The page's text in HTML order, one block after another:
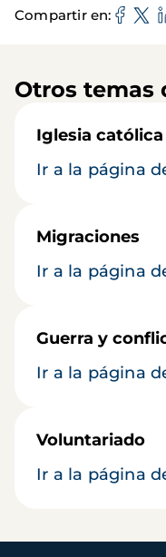
Compartir en
Otros temas
Iglesia católica
Ir a la página
Migraciones
Ir a la página
Guerra y
Ir a la página
Voluntariado
Ir a la página